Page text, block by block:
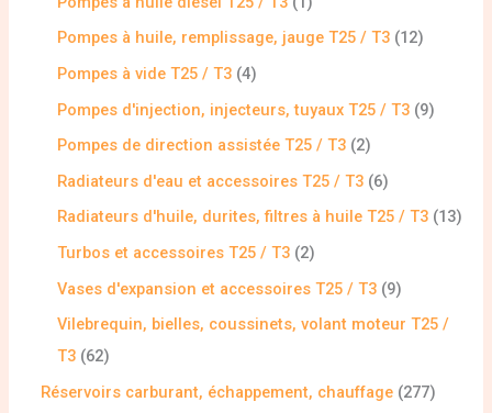
Pompes à huile, remplissage, jauge T25 / T3 12
Pompes à vide T25 / T3 4
Pompes d'injection, injecteurs, tuyaux T25 / T3 9
Pompes de direction assistée T25 / T3 2
Radiateurs d'eau et accessoires T25 / T3 6
Radiateurs d'huile, durites, filtres à huile T25 / T3 13
Turbos et accessoires T25 / T3 2
Vases d'expansion et accessoires T25 / T3 9
Vilebrequin, bielles, coussinets, volant moteur T25 /
T3 62
Réservoirs carburant, échappement, chauffage 277